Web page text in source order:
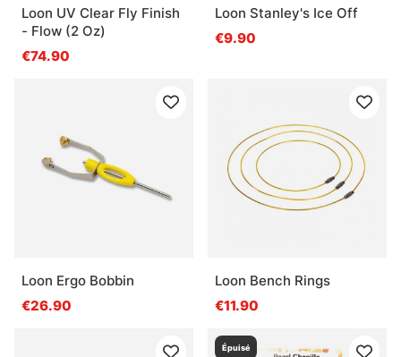
Loon UV Clear Fly Finish
- Flow (2 Oz)
€74.90
Loon Stanley's Ice Off
€9.90
Loon Ergo Bobbin
€26.90
Loon Bench Rings
€11.90
Épuisé